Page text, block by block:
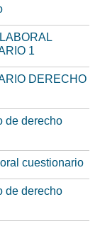
1
DERECHO
de derecho
cuestionario
de derecho